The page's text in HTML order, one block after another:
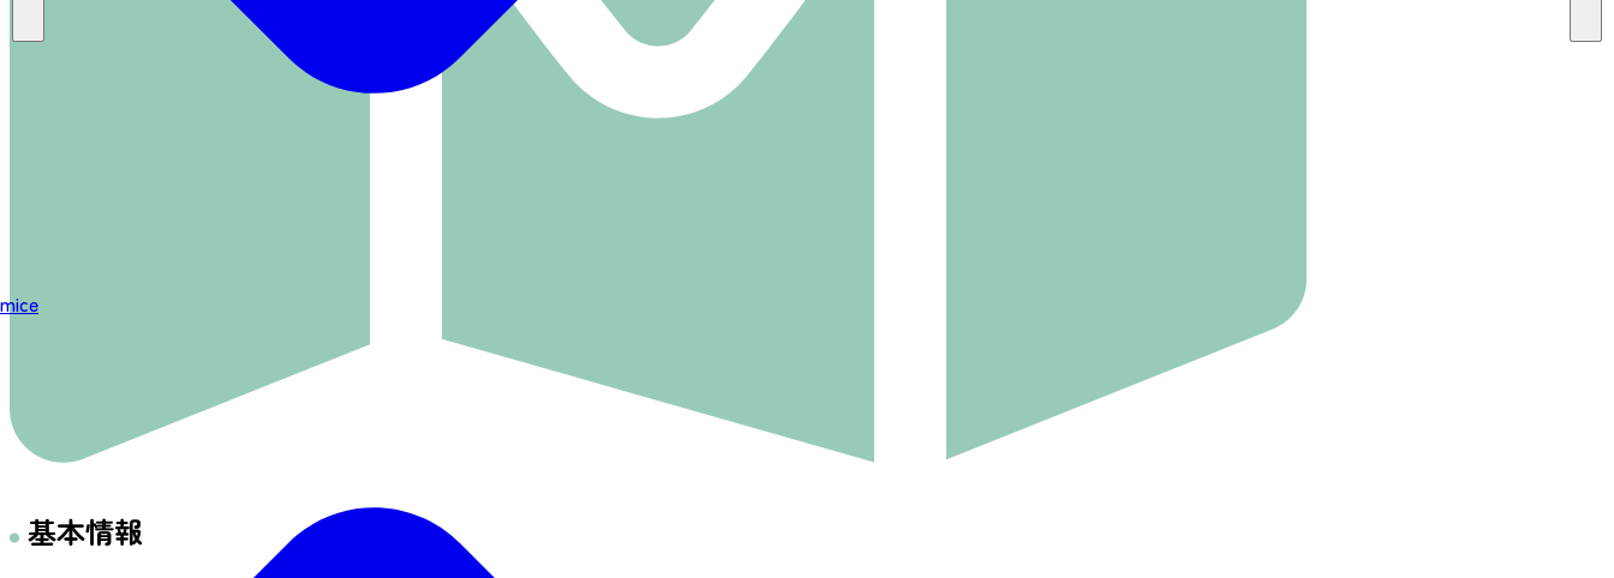
mice
基本情報